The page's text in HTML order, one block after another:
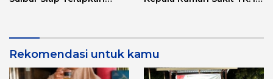
Rekomendasi untuk kamu